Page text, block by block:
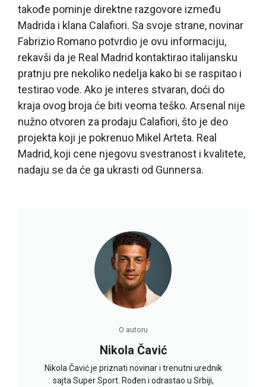
takođe pominje direktne razgovore između
Madrida i klana Calafiori. Sa svoje strane, novinar
Fabrizio Romano potvrdio je ovu informaciju,
rekavši da je Real Madrid kontaktirao italijansku
pratnju pre nekoliko nedelja kako bi se raspitao i
testirao vode. Ako je interes stvaran, doći do
kraja ovog broja će biti veoma teško. Arsenal nije
nužno otvoren za prodaju Calafiori, što je deo
projekta koji je pokrenuo Mikel Arteta. Real
Madrid, koji cene njegovu svestranost i kvalitete,
nadaju se da će ga ukrasti od Gunnersa.
O autoru
Nikola Čavić
Nikola Čavić je priznati novinar i trenutni urednik
sajta Super Sport. Rođen i odrastao u Srbiji,